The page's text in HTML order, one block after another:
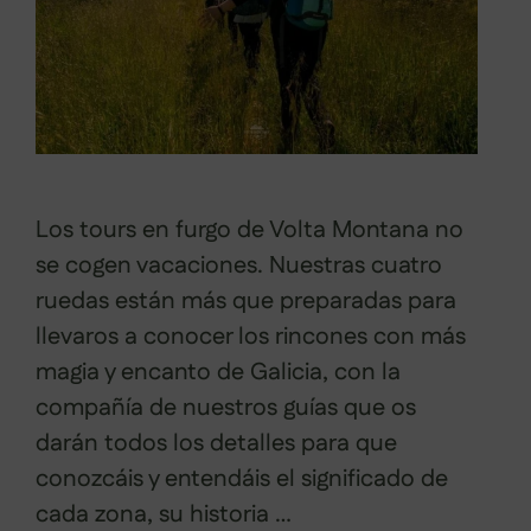
Los tours en furgo de Volta Montana no
se cogen vacaciones. Nuestras cuatro
ruedas están más que preparadas para
llevaros a conocer los rincones con más
magia y encanto de Galicia, con la
compañía de nuestros guías que os
darán todos los detalles para que
conozcáis y entendáis el significado de
cada zona, su historia …